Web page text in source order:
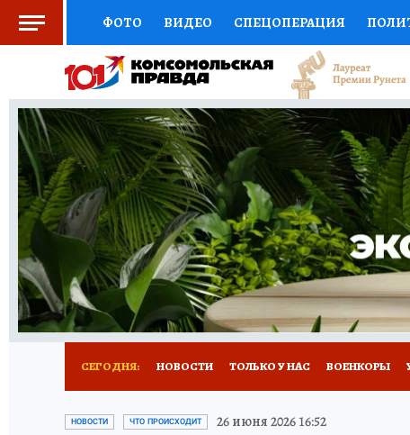
ФОТО ВИДЕО СПЕЦОПЕРАЦИЯ
ЗДОРОВЬЕ СОЦПОДДЕРЖКА НАУКА
ВЫБОР ЭКСПЕРТОВ ДОКТОР ФИНАНСЫ
КНИЖНАЯ ПОЛКА ПРОГНОЗЫ НА СПОРТ
ПРЕСС-ЦЕНТР НЕДВИЖИМОСТЬ
КОЛЛЕКЦИИ РЕКЛАМА ТЕСТЫ
СЕГОДНЯ: НОВОСТИ ТОЛЬКО У НАС ВОЕНКОРЫ
СИТУАЦИЯ С МАЗУТОМ В КРЫМУ
НОВОСТИ ЧТО ПРОИСХОДИТ 26 июня 2026 16:52